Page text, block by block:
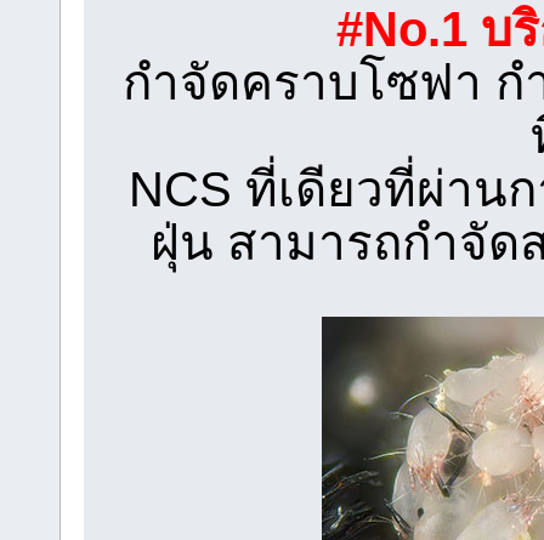
#No.1 บ
กำจัดคราบโซฟา ก
NCS ที่เดียวที่ผ่าน
ฝุ่น สามารถกำจัด